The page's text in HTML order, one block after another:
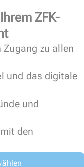
ZFK-
Zugang zu allen
und das digitale
und
den